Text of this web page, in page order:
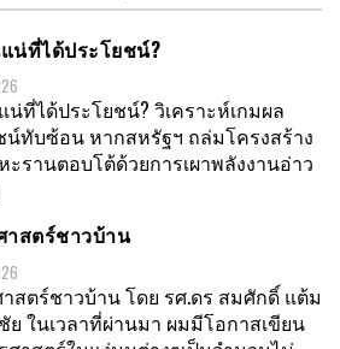
น่ที่ได้ประโยชน์?
น่ที่ได้ประโยชน์? วิเคราะห์เกมผล
น์ทับซ้อน หากสหรัฐฯ ถล่มโครงสร้าง
รานตอบโต้ด้วยการเผาพลังงานอ่าว
าสตร์ชาวบ้าน
าสตร์ชาวบ้าน โดย รศ.ดร สมศักดิ์ แต้ม
ย ในเวลาที่ผ่านมา ผมมีโอกาสเขียน